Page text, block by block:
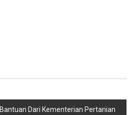
Dari Kementerian Pertanian